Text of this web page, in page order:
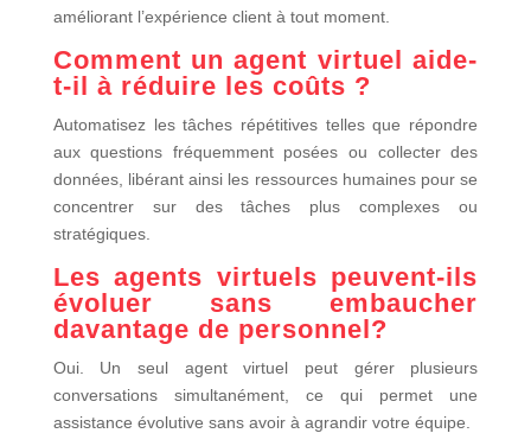
améliorant l’expérience client à tout moment.
Comment un agent virtuel aide-
t-il à réduire les coûts ?
Automatisez les tâches répétitives telles que répondre
aux questions fréquemment posées ou collecter des
données, libérant ainsi les ressources humaines pour se
concentrer sur des tâches plus complexes ou
stratégiques.
Les agents virtuels peuvent-ils
évoluer sans embaucher
davantage de personnel?
Oui. Un seul agent virtuel peut gérer plusieurs
conversations simultanément, ce qui permet une
assistance évolutive sans avoir à agrandir votre équipe.